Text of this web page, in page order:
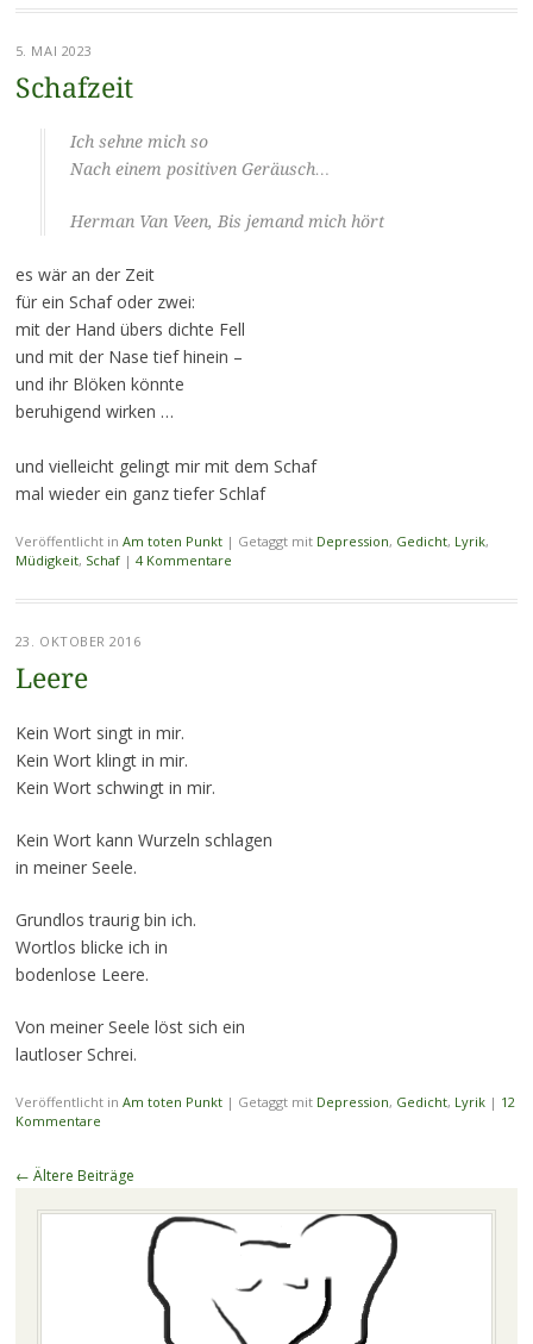
5. MAI 2023
Schafzeit
Ich sehne mich so
Nach einem positiven Geräusch…
Herman Van Veen, Bis jemand mich hört
es wär an der Zeit
für ein Schaf oder zwei:
mit der Hand übers dichte Fell
und mit der Nase tief hinein –
und ihr Blöken könnte
beruhigend wirken …
und vielleicht gelingt mir mit dem Schaf
mal wieder ein ganz tiefer Schlaf
Veröffentlicht in Am toten Punkt | Getaggt mit Depression, Gedicht, Lyrik,
Müdigkeit, Schaf | 4 Kommentare
23. OKTOBER 2016
Leere
Kein Wort singt in mir.
Kein Wort klingt in mir.
Kein Wort schwingt in mir.
Kein Wort kann Wurzeln schlagen
in meiner Seele.
Grundlos traurig bin ich.
Wortlos blicke ich in
bodenlose Leere.
Von meiner Seele löst sich ein
lautloser Schrei.
Veröffentlicht in Am toten Punkt | Getaggt mit Depression, Gedicht, Lyrik | 12
Kommentare
Beitragsnavigation
← Ältere Beiträge